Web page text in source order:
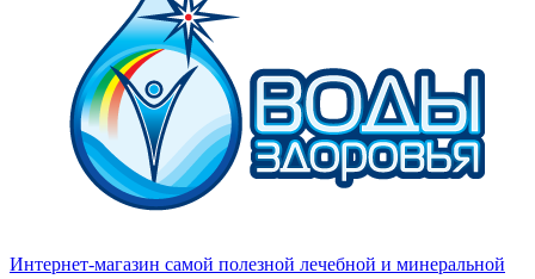
Интернет-магазин самой полезной лечебной и минеральной